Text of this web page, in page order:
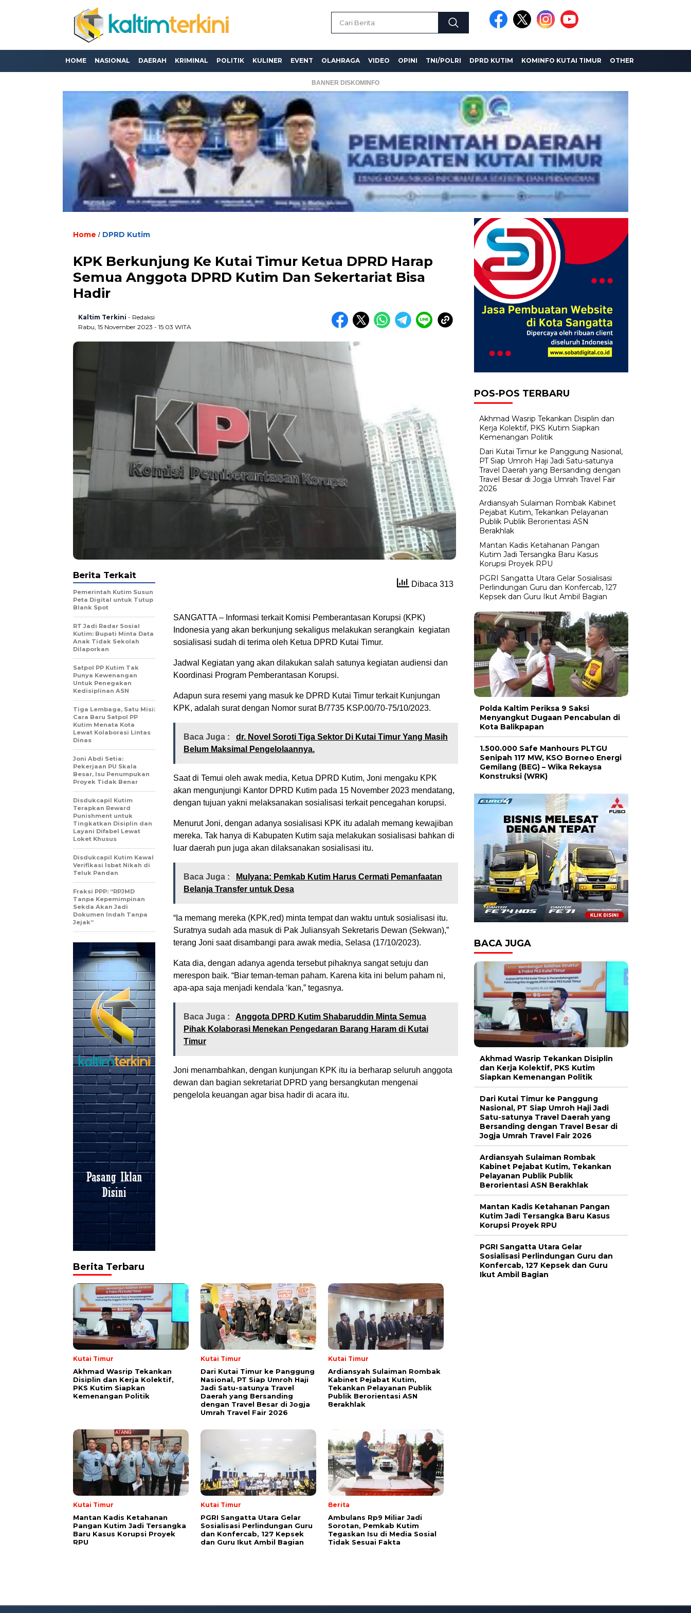
HOME NASIONAL DAERAH KRIMINAL POLITIK KULINER EVENT OLAHRAGA VIDEO OPINI TNI/POLRI DPRD KUTIM KOMINFO KUTAI TIMUR OTHER
BANNER DISKOMINFO
Home / DPRD Kutim
KPK Berkunjung Ke Kutai Timur Ketua DPRD Harap
Semua Anggota DPRD Kutim Dan Sekertariat Bisa
Hadir
Kaltim Terkini - Redaksi
Rabu, 15 November 2023 - 15:03 WITA
Dibaca 313
SANGATTA – Informasi terkait Komisi Pemberantasan Korupsi (KPK)
Indonesia yang akan berkunjung sekaligus melakukan serangkain kegiatan
sosialisasi sudah di terima oleh Ketua DPRD Kutai Timur.
Jadwal Kegiatan yang akan dilakukan salah satunya kegiatan audiensi dan
Koordinasi Program Pemberantasan Korupsi.
Adapun sura resemi yang masuk ke DPRD Kutai Timur terkait Kunjungan
KPK, adalah surat dengan Nomor surat B/7735 KSP.00/70-75/10/2023.
Baca Juga :
dr. Novel Soroti Tiga Sektor Di Kutai Timur Yang Masih
Belum Maksimal Pengelolaannya.
Saat di Temui oleh awak media, Ketua DPRD Kutim, Joni mengaku KPK
akan mengunjungi Kantor DPRD Kutim pada 15 November 2023 mendatang,
dengan tujuan yakni melaksanakan sosialisasi terkait pencegahan korupsi.
Menurut Joni, dengan adanya sosialisasi KPK itu adalah memang kewajiban
mereka. Tak hanya di Kabupaten Kutim saja melakukan sosialisasi bahkan di
luar daerah pun juga akan dilaksanakan sosialisasi itu.
Baca Juga :
Mulyana: Pemkab Kutim Harus Cermati Pemanfaatan
Belanja Transfer untuk Desa
“Ia memang mereka (KPK,red) minta tempat dan waktu untuk sosialisasi itu.
Suratnya sudah ada masuk di Pak Juliansyah Sekretaris Dewan (Sekwan),”
terang Joni saat disambangi para awak media, Selasa (17/10/2023).
Kata dia, dengan adanya agenda tersebut pihaknya sangat setuju dan
merespon baik. “Biar teman-teman paham. Karena kita ini belum paham ni,
apa-apa saja menjadi kendala ‘kan,” tegasnya.
Baca Juga :
Anggota DPRD Kutim Shabaruddin Minta Semua
Pihak Kolaborasi Menekan Pengedaran Barang Haram di Kutai
Timur
Joni menambahkan, dengan kunjungan KPK itu ia berharap seluruh anggota
dewan dan bagian sekretariat DPRD yang bersangkutan mengenai
pengelola keuangan agar bisa hadir di acara itu.
Berita Terkait
Pemerintah Kutim Susun
Peta Digital untuk Tutup
Blank Spot
RT Jadi Radar Sosial
Kutim: Bupati Minta Data
Anak Tidak Sekolah
Dilaporkan
Satpol PP Kutim Tak
Punya Kewenangan
Untuk Penegakan
Kedisiplinan ASN
Tiga Lembaga, Satu Misi:
Cara Baru Satpol PP
Kutim Menata Kota
Lewat Kolaborasi Lintas
Dinas
Joni Abdi Setia:
Pekerjaan PU Skala
Besar, Isu Penumpukan
Proyek Tidak Benar
Disdukcapil Kutim
Terapkan Reward
Punishment untuk
Tingkatkan Disiplin dan
Layani Difabel Lewat
Loket Khusus
Disdukcapil Kutim Kawal
Verifikasi Isbat Nikah di
Teluk Pandan
Fraksi PPP: “RPJMD
Tanpa Kepemimpinan
Sekda Akan Jadi
Dokumen Indah Tanpa
Jejak”
Berita Terbaru
Kutai Timur
Akhmad Wasrip Tekankan
Disiplin dan Kerja Kolektif,
PKS Kutim Siapkan
Kemenangan Politik
Kutai Timur
Dari Kutai Timur ke Panggung
Nasional, PT Siap Umroh Haji
Jadi Satu-satunya Travel
Daerah yang Bersanding
dengan Travel Besar di Jogja
Umrah Travel Fair 2026
Kutai Timur
Ardiansyah Sulaiman Rombak
Kabinet Pejabat Kutim,
Tekankan Pelayanan Publik
Publik Berorientasi ASN
Berakhlak
Kutai Timur
Mantan Kadis Ketahanan
Pangan Kutim Jadi Tersangka
Baru Kasus Korupsi Proyek
RPU
Kutai Timur
PGRI Sangatta Utara Gelar
Sosialisasi Perlindungan Guru
dan Konfercab, 127 Kepsek
dan Guru Ikut Ambil Bagian
Berita
Ambulans Rp9 Miliar Jadi
Sorotan, Pemkab Kutim
Tegaskan Isu di Media Sosial
Tidak Sesuai Fakta
POS-POS TERBARU
Akhmad Wasrip Tekankan Disiplin dan
Kerja Kolektif, PKS Kutim Siapkan
Kemenangan Politik
Dari Kutai Timur ke Panggung Nasional,
PT Siap Umroh Haji Jadi Satu-satunya
Travel Daerah yang Bersanding dengan
Travel Besar di Jogja Umrah Travel Fair
2026
Ardiansyah Sulaiman Rombak Kabinet
Pejabat Kutim, Tekankan Pelayanan
Publik Publik Berorientasi ASN
Berakhlak
Mantan Kadis Ketahanan Pangan
Kutim Jadi Tersangka Baru Kasus
Korupsi Proyek RPU
PGRI Sangatta Utara Gelar Sosialisasi
Perlindungan Guru dan Konfercab, 127
Kepsek dan Guru Ikut Ambil Bagian
Polda Kaltim Periksa 9 Saksi
Menyangkut Dugaan Pencabulan di
Kota Balikpapan
1.500.000 Safe Manhours PLTGU
Senipah 117 MW, KSO Borneo Energi
Gemilang (BEG) – Wika Rekaysa
Konstruksi (WRK)
BACA JUGA
Akhmad Wasrip Tekankan Disiplin
dan Kerja Kolektif, PKS Kutim
Siapkan Kemenangan Politik
Dari Kutai Timur ke Panggung
Nasional, PT Siap Umroh Haji Jadi
Satu-satunya Travel Daerah yang
Bersanding dengan Travel Besar di
Jogja Umrah Travel Fair 2026
Ardiansyah Sulaiman Rombak
Kabinet Pejabat Kutim, Tekankan
Pelayanan Publik Publik
Berorientasi ASN Berakhlak
Mantan Kadis Ketahanan Pangan
Kutim Jadi Tersangka Baru Kasus
Korupsi Proyek RPU
PGRI Sangatta Utara Gelar
Sosialisasi Perlindungan Guru dan
Konfercab, 127 Kepsek dan Guru
Ikut Ambil Bagian